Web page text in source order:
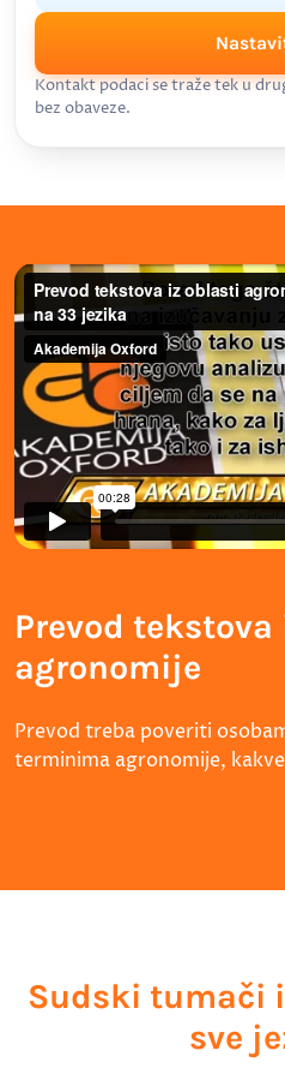
Kontakt podaci se traže tek u
bez obaveze.
Prevod
agronomije
Prevod treba poveriti
terminima agronomije,
Sudski tumači
sve